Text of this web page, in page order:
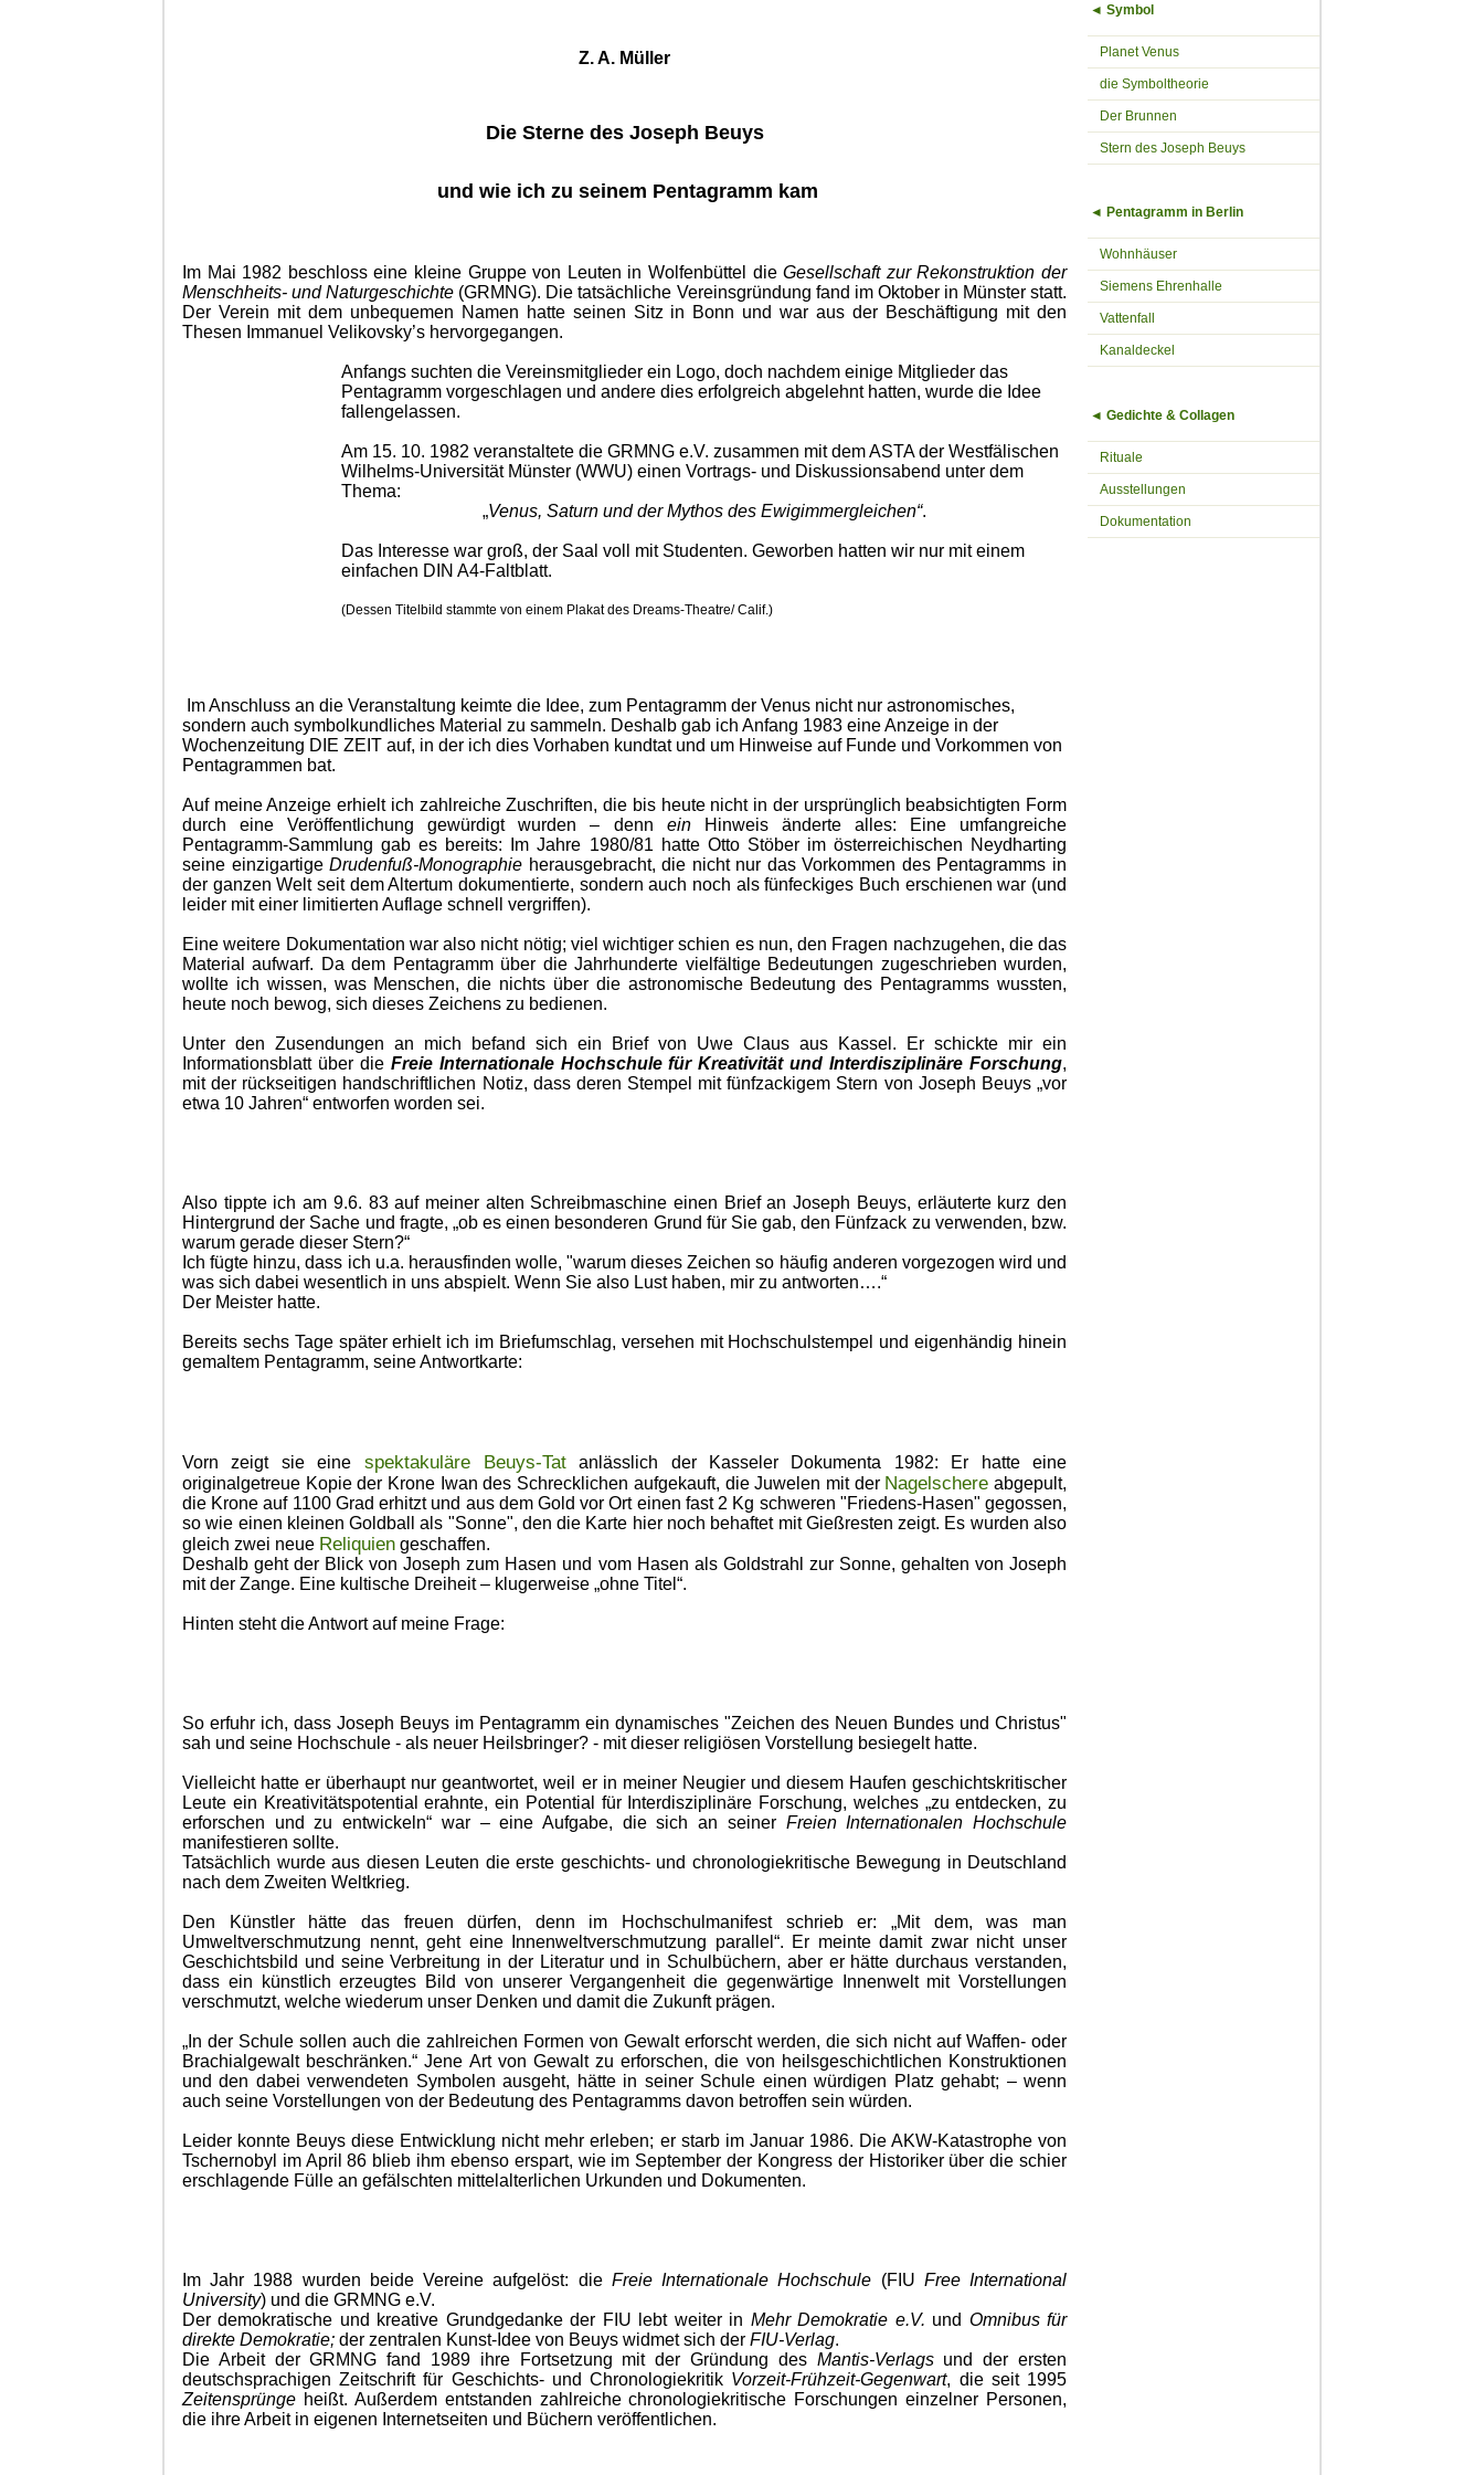
Z. A. Müller
Die Sterne des Joseph Beuys
und wie ich zu seinem Pentagramm kam
Im Mai 1982 beschloss eine kleine Gruppe von Leuten in Wolfenbüttel dieGesellschaft zur Rekonstruktion der
Menschheits- und Naturgeschichte (GRMNG). Die tatsächliche Vereinsgründung fand im Oktober in Münster statt.
Der Verein mit dem unbequemen Namen hatte seinen Sitz in Bonn und war aus der Beschäftigung mit den
Thesen Immanuel Velikovsky’s hervorgegangen.
Anfangs suchten die Vereinsmitglieder ein Logo, doch nachdem einige Mitglieder das
Pentagramm vorge­schlagen und andere dies erfolgreich abgelehnt hatten, wurde die Idee
fallengelassen.
Am 15. 10. 1982 veranstaltete die GRMNG e.V. zusammen mit dem ASTA der Westfälischen
Wilhelms-Universität Münster (WWU) einen Vortrags- und Diskussionsabend unter dem
Thema:
„Venus, Saturn und der Mythos des Ewigimmergleichen“.
Das Interesse war groß, der Saal voll mit Studenten. Geworben hatten wir nur mit einem
einfachen DIN A4-Faltblatt.
(Dessen Titelbild stammte von einem Plakat des Dreams-Theatre/ Calif.)
Im Anschluss an die Veranstaltung keimte die Idee, zum Pentagramm der Venus nicht nur astronomisches,
sondern auch symbolkundliches Material zu sammeln. Deshalb gab ich Anfang 1983 eine Anzeige in der
Wochenzeitung DIE ZEIT auf, in der ich dies Vorhaben kundtat und um Hinweise auf Funde und Vorkommen von
Pentagrammen bat.
Auf meine Anzeige erhielt ich zahlreiche Zuschriften, die bis heute nicht in der ursprünglich beabsichtigten Form
durch eine Veröffentlichung gewürdigt wurden – denn einHinweis änderte alles: Eine umfangreiche
Pentagramm-Sammlung gab es bereits: Im Jahre 1980/81 hatte Otto Stöber im österreichischen Neydharting
seine einzigartigeDrudenfuß-Monographie herausgebracht, die nicht nur das Vorkommen des Pentagramms in
der ganzen Welt seit dem Altertum dokumentierte, sondern auch noch als fünfeckiges Buch erschienen war (und
leider mit einer limitierten Auflage schnell vergriffen).
Eine weitere Dokumentation war also nicht nötig; viel wichtiger schien es nun, den Fragen nachzugehen, die das
Material aufwarf. Da dem Pentagramm über die Jahrhunderte vielfältige Bedeutungen zugeschrieben wurden,
wollte ich wissen, was Menschen, die nichts über die astronomische Bedeutung des Pentagramms wussten,
heute noch bewog, sich dieses Zeichens zu bedienen.
Unter den Zusendungen an mich befand sich ein Brief von Uwe Claus aus Kassel. Er schickte mir ein
Informationsblatt über die Freie Internationale Hochschule für Kreativität und Interdisziplinäre Forschung,
mit der rückseitigen handschriftlichen Notiz, dass deren Stempel mit fünfzackigem Stern von Joseph Beuys „vor
etwa 10 Jahren“ entworfen worden sei.
Also tippte ich am 9.6. 83 auf meiner alten Schreibmaschine einen Brief an Joseph Beuys, erläuterte kurz den
Hintergrund der Sache und fragte, „ob es einen besonderen Grund für Sie gab, den Fünfzack zu verwenden, bzw.
warum gerade dieser Stern?“
Ich fügte hinzu, dass ich u.a. herausfinden wolle, "warum dieses Zeichen so häufig anderen vorgezogen wird und
was sich dabei wesentlich in uns abspielt. Wenn Sie also Lust haben, mir zu antworten….“
Der Meister hatte.
Bereits sechs Tage später erhielt ich im Briefumschlag, versehen mit Hochschulstempel und eigenhändig hinein
gemaltem Pentagramm, seine Antwortkarte:
Vorn zeigt sie eine spektakuläre Beuys-Tatanlässlich der Kasseler Dokumenta 1982: Er hatte eine
originalgetreue Kopie der Krone Iwan des Schrecklichen aufgekauft, die Juwelen mit der Nagelschere abgepult,
die Krone auf 1100 Grad erhitzt und aus dem Gold vor Ort einen fast 2 Kg schweren "Friedens-Hasen" gegossen,
so wie einen kleinen Goldball als "Sonne", den die Karte hier noch behaftet mit Gießresten zeigt. Es wurden also
gleich zwei neue Reliquien geschaffen.
Deshalb geht der Blick von Joseph zum Hasen und vom Hasen als Goldstrahl zur Sonne, gehalten von Joseph
mit der Zange. Eine kultische Dreiheit – klugerweise „ohne Titel“.
Hinten steht die Antwort auf meine Frage:
So erfuhr ich, dass Joseph Beuys im Pentagramm ein dynamisches "Zeichen des Neuen Bundes und Christus"
sah und seine Hochschule - als neuer Heilsbringer? - mit dieser religiösen Vorstellung besiegelt hatte.
Vielleicht hatte er überhaupt nur geantwortet, weil er in meiner Neugier und diesem Haufen geschichtskritischer
Leute ein Kreativitätspotential erahnte, ein Potential für Interdisziplinäre Forschung, welches „zu entdecken, zu
erforschen und zu entwickeln“ war – eine Aufgabe, die sich an seiner Freien Internationalen Hochschule
manifestieren sollte.
Tatsächlich wurde aus diesen Leuten die erste geschichts- und chronologiekritische Bewegung in Deutschland
nach dem Zweiten Weltkrieg.
Den Künstler hätte das freuen dürfen, denn im Hochschulmanifest schrieb er: „Mit dem, was man
Umweltverschmutzung nennt, geht eine Innenweltverschmutzung parallel“. Er meinte damit zwar nicht unser
Geschichtsbild und seine Verbreitung in der Literatur und in Schulbüchern, aber er hätte durchaus verstanden,
dass ein künstlich erzeugtes Bild von unserer Vergangenheit die gegenwärtige Innenwelt mit Vorstellungen
verschmutzt, welche wiederum unser Denken und damit die Zukunft prägen.
„In der Schule sollen auch die zahlreichen Formen von Gewalt erforscht werden, die sich nicht auf Waffen- oder
Brachialgewalt beschränken.“ Jene Art von Gewalt zu erforschen, die von heilsgeschichtlichen Konstruktionen
und den dabei verwendeten Symbolen ausgeht, hätte in seiner Schule einen würdigen Platz gehabt; – wenn
auch seine Vorstellungen von der Bedeutung des Pentagramms davon betroffen sein würden.
Leider konnte Beuys diese Entwicklung nicht mehr erleben; er starb im Januar 1986. Die AKW-Katastrophe von
Tschernobyl im April 86 blieb ihm ebenso erspart, wie im September der Kongress der Historiker über die schier
erschlagende Fülle an gefälschten mittelalterlichen Urkunden und Dokumenten.
Im Jahr 1988 wurden beide Vereine aufgelöst: die Freie Internationale Hochschule (FIU Free International
University) und die GRMNG e.V.
Der demokratische und kreative Grundgedanke der FIU lebt weiter in Mehr Demokratie e.V. und Omnibus für
direkte Demokratie; der zentralen Kunst-Idee von Beuys widmet sich der FIU-Verlag.
Die Arbeit der GRMNG fand 1989 ihre Fortsetzung mit der Gründung des Mantis-Verlags und der ersten
deutschsprachigen Zeitschrift für Geschichts- und Chrono­logiekritik Vorzeit-Frühzeit-Gegenwart, die seit 1995
Zeitensprünge heißt. Außerdem entstanden zahlreiche chronologiekritische Forschungen einzelner Personen,
die ihre Arbeit in eigenen Internetseiten und Büchern veröffentlichen.
◄ Symbol
Planet Venus
die Symboltheorie
Der Brunnen
Stern des Joseph Beuys
◄ Pentagramm in Berlin
Wohnhäuser
Siemens Ehrenhalle
Vattenfall
Kanaldeckel
◄ Gedichte & Collagen
Rituale
Ausstellungen
Dokumentation